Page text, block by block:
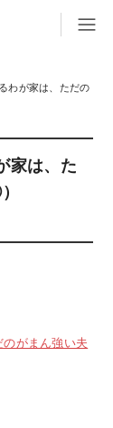
わが家は、ただの
家は、た
のがまん強い夫